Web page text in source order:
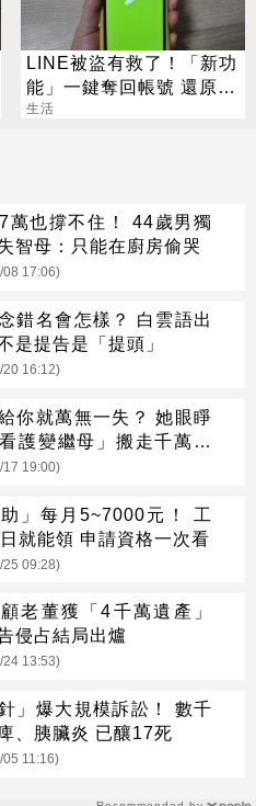
LINE被盜有救了！「新功
能」一鍵奪回帳號 還原聊
天紀錄
生活
萬也撐不住！ 44歲男獨
智母：只能在廚房偷哭
17:06)
錯名會怎樣？ 白雲語出
是提告是「提頭」
16:12)
你就萬無一失？ 她眼睜
護變繼母」搬走千萬遺
19:00)
助」每月5~7000元！ 工
就能領 申請資格一次看
09:28)
老董獲「4千萬遺產」
侵占結局出爐
13:53)
針」爆大規模訴訟！ 數千
、胰臟炎 已釀17死
11:16)